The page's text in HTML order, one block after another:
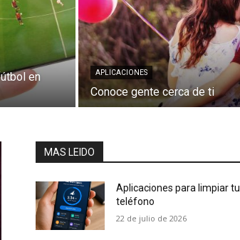
en
APLICACIONES
Conoce gente cerca de ti
MAS LEIDO
Aplicaciones para limpiar tu
teléfono
22 de julio de 2026